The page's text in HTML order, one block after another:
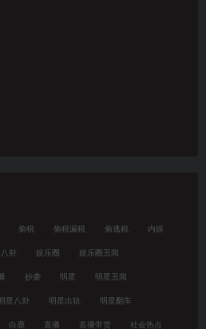
偷税 偷税漏税 偷逃税 内娱
八卦 娱乐圈 娱乐圈丑闻
抄袭 明星 明星丑闻
明星八卦 明星出轨 明星翻车
白鹿 直播 直播带货 社会热点